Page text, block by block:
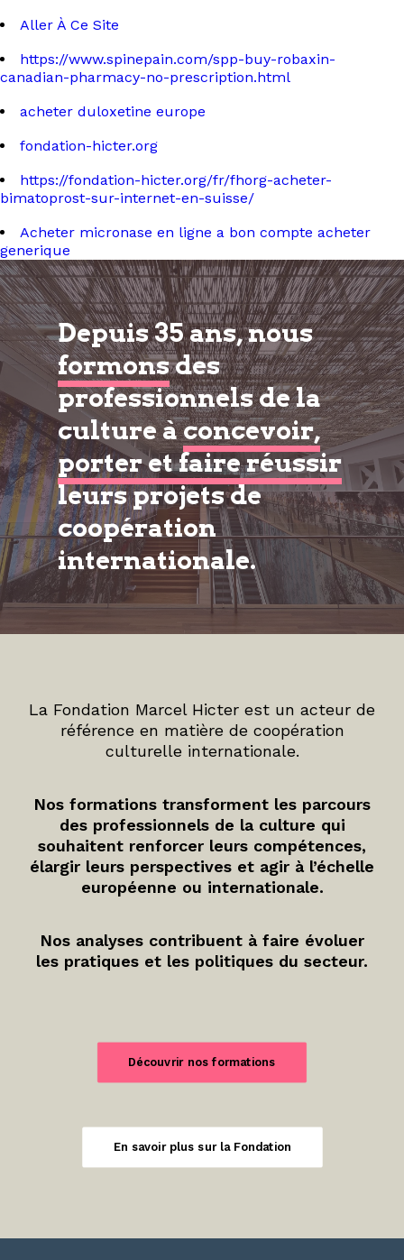
Aller À Ce Site
https://www.spinepain.com/spp-buy-robaxin-
canadian-pharmacy-no-prescription.html
acheter duloxetine europe
fondation-hicter.org
https://fondation-hicter.org/fr/fhorg-acheter-
bimatoprost-sur-internet-en-suisse/
Acheter micronase en ligne a bon compte acheter
generique
Depuis 35 ans, nous
formonsdes
professionnels de la
culture àconcevoir,
porter et faire réussir
leurs projets de
coopération
internationale.
La Fondation Marcel Hicter est un acteur de
référence en matière de coopération
culturelle internationale.
Nos formations transforment les parcours
des professionnels de la culture qui
souhaitent renforcer leurs compétences,
élargir leurs perspectives et agir à l’échelle
européenne ou internationale.
Nos analyses contribuent à faire évoluer
les pratiques et les politiques du secteur.
Découvrir nos formations
En savoir plus sur la Fondation